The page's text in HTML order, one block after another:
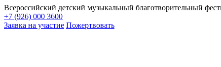
Всероссийский детский музыкальный благотворительный
+7 (926) 000 3600
Заявка на участие Пожертвовать